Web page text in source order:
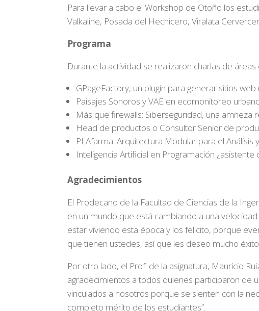
Para llevar a cabo el Workshop de Otoño los
Valkaline, Posada del Hechicero, Viralata
Programa
Durante la actividad se realizaron charlas de
GPageFactory, un plugin para generar sitios
Paisajes Sonoros y VAE en ecomonitoreo
Más que firewalls: Siberseguridad, una amneza
Head de productos o Consultor Senior de
PLAfarma: Arquitectura Modular para el Análisis
Inteligencia Artificial en Programación
Agradecimientos
El Prodecano de la Facultad de Ciencias de la
en un mundo que está cambiando a una
estar viviendo esta época y los felicito, porque
que tienen ustedes, así que les deseo mucho
Por otro lado, el Prof. de la asignatura, Mauricio
agradecimientos a todos quienes participaron de
vinculados a nosotros porque se sienten con la
completo mérito de los estudiantes”.